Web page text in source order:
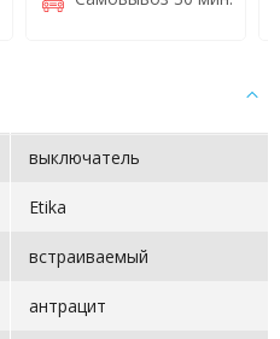
выключатель
Etika
встраиваемый
антрацит